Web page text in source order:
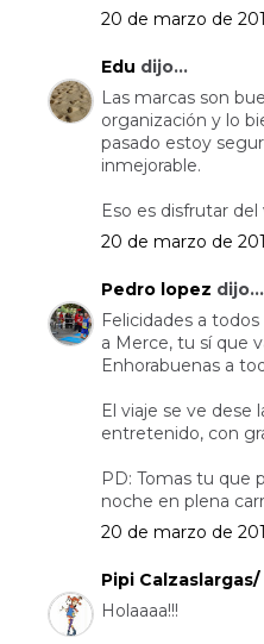
20 de marzo de
Edu dijo...
Las marcas son
organización y lo
pasado estoy
inmejorable.
Eso es disfrutar del
20 de marzo de
Pedro lopez dijo...
Felicidades a
a Merce, tu sí que
Enhorabuenas a
El viaje se ve dese
entretenido, con
PD: Tomas tu que
noche en plena
20 de marzo de
Pipi
Holaaaa!!!